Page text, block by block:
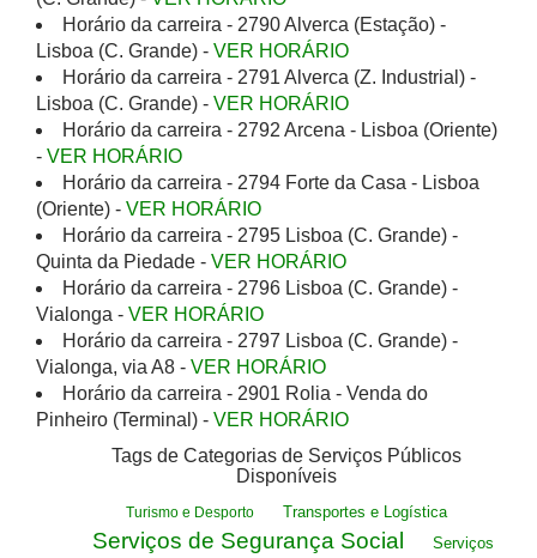
Horário da carreira - 2790 Alverca (Estação) -
Lisboa (C. Grande) - VER HORÁRIO
Horário da carreira - 2791 Alverca (Z. Industrial) -
Lisboa (C. Grande) - VER HORÁRIO
Horário da carreira - 2792 Arcena - Lisboa (Oriente)
- VER HORÁRIO
Horário da carreira - 2794 Forte da Casa - Lisboa
(Oriente) - VER HORÁRIO
Horário da carreira - 2795 Lisboa (C. Grande) -
Quinta da Piedade - VER HORÁRIO
Horário da carreira - 2796 Lisboa (C. Grande) -
Vialonga - VER HORÁRIO
Horário da carreira - 2797 Lisboa (C. Grande) -
Vialonga, via A8 - VER HORÁRIO
Horário da carreira - 2901 Rolia - Venda do
Pinheiro (Terminal) - VER HORÁRIO
Tags de Categorias de Serviços Públicos
Disponíveis
Turismo e Desporto Transportes e Logística
Serviços de Segurança Social
Serviços